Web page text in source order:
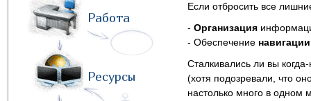
Работа
Ресурсы
Если отбросить все
- Организация
- Обеспечение
Сталкивались ли вы
(хотя подозревали, что
настолько много в одном